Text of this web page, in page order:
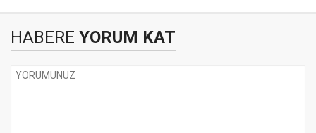
HABERE YORUM KAT